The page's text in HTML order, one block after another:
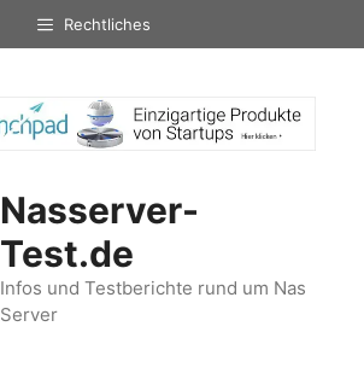
Rechtliches
Nasserver-
Test.de
Infos und Testberichte rund um Nas
Server